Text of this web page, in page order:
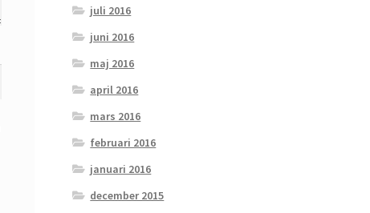
juli 2016
juni 2016
maj 2016
april 2016
mars 2016
februari 2016
januari 2016
december 2015